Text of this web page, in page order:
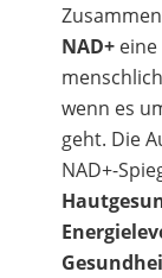
NAD+eine
wenn es
geht. Die
NAD+-